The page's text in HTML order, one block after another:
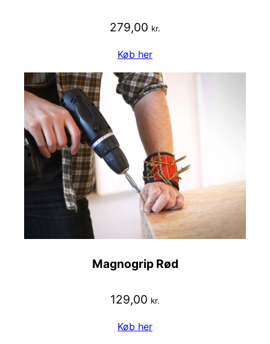
279,00 kr.
Køb her
Magnogrip Rød
129,00 kr.
Køb her